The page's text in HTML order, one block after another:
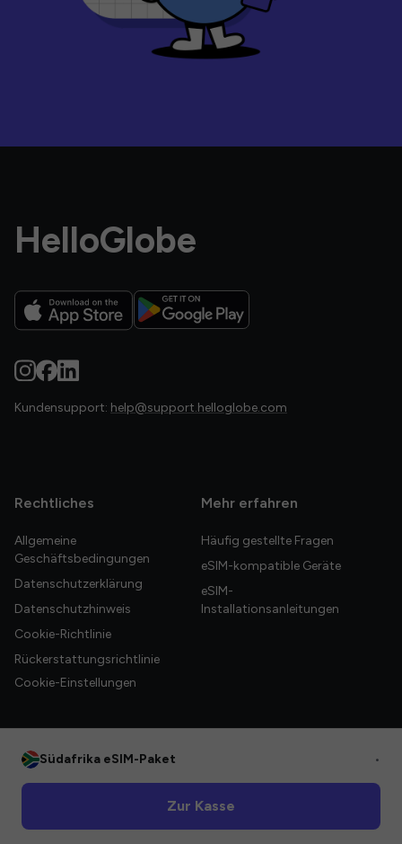
HelloGlobe
Kundensupport: help@support.helloglobe.com
Rechtliches
Allgemeine
Geschäftsbedingungen
Datenschutzerklärung
Datenschutzhinweis
Cookie-Richtlinie
Rückerstattungsrichtlinie
Cookie-Einstellungen
Mehr erfahren
Häufig gestellte Fragen
eSIM-kompatible Geräte
eSIM-
Installationsanleitungen
Südafrika eSIM-Paket •
Zur Kasse